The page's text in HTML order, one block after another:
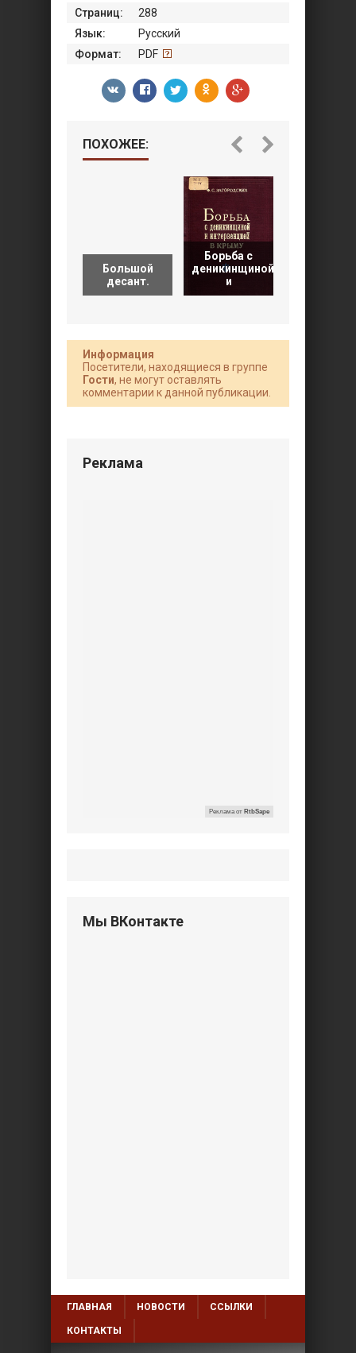
Страниц:
288
Язык:
Русский
Формат:
PDF
ПОХОЖЕЕ:
Большой
десант.
Борьба с
деникинщиной
и
Информация
Посетители, находящиеся в группе
Гости, не могут оставлять
комментарии к данной публикации.
Реклама
Реклама от RtbSape
Мы ВКонтакте
ГЛАВНАЯ НОВОСТИ ССЫЛКИ
КОНТАКТЫ